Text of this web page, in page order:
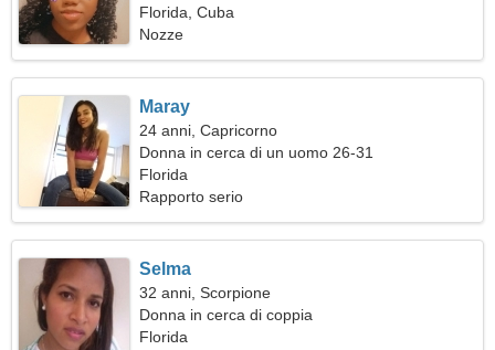
Florida, Cuba
Nozze
Maray
24 anni, Capricorno
Donna in cerca di un uomo 26-31
Florida
Rapporto serio
Selma
32 anni, Scorpione
Donna in cerca di coppia
Florida